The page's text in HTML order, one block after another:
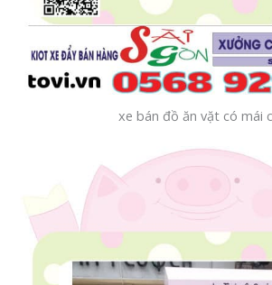
xe bán đồ ăn vặt có mái